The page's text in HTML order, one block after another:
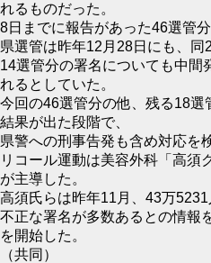
れるものだった。
8日までに報告があった46選管分
県選管は昨年12月28日にも、同
14選管分の署名についても中間
れるとしていた。
今回の46選管分の他、残る18
結果が出た段階で、
県警への刑事告発も含め対応を
リコール運動は美容外科「高須
が主導した。
高須氏らは昨年11月、43万5231
不正な署名が多数あるとの情報
を開始した。
（共同）